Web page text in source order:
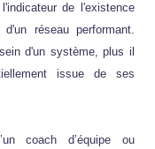
de l'existence
réseau performant.
d'un système, plus il
issue de ses
coach d’équipe ou